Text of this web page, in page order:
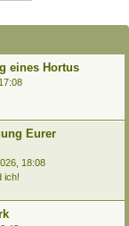
eines Hortus
Eurer
18:08
ich!